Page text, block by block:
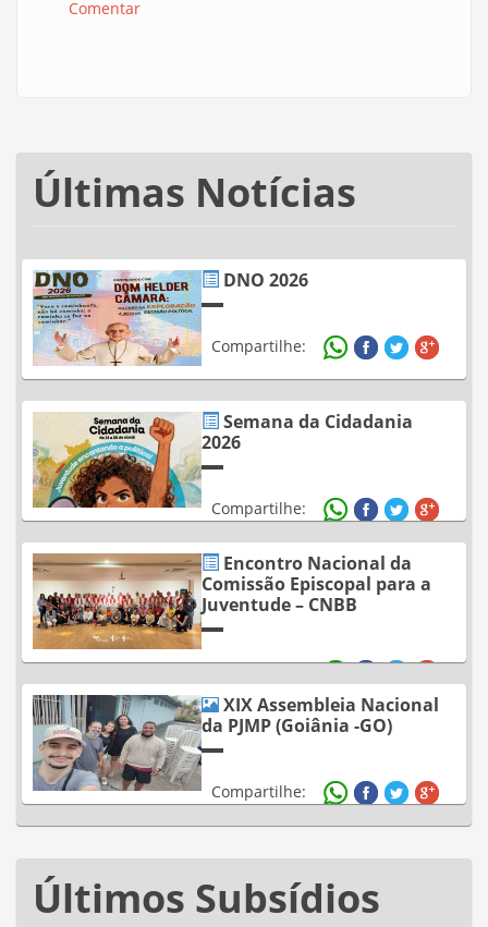
Comentar
Últimas Notícias
DNO 2026
Compartilhe:
Semana da Cidadania
2026
Compartilhe:
Encontro Nacional da
Comissão Episcopal para a
Juventude – CNBB
XIX Assembleia Nacional
da PJMP (Goiânia -GO)
Compartilhe:
Últimos Subsídios